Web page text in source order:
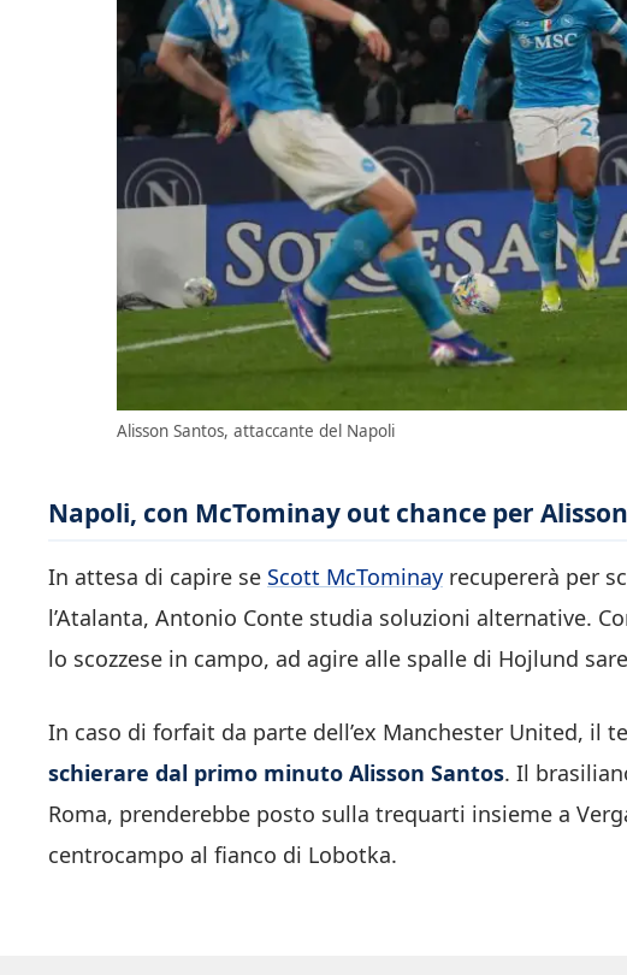
Alisson Santos, attaccante del Napoli
Napoli, con McTominay out chance per
In attesa di capire se Scott McTominay recupererà per
l’Atalanta, Antonio Conte studia soluzioni alternative.
lo scozzese in campo, ad agire alle spalle di Hojlund
In caso di forfait da parte dell’ex Manchester United, il
schierare dal primo minuto Alisson Santos. Il
Roma, prenderebbe posto sulla trequarti insieme a
centrocampo al fianco di Lobotka.